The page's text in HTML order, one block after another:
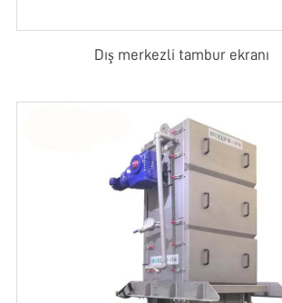
Dış merkezli tambur ekranı